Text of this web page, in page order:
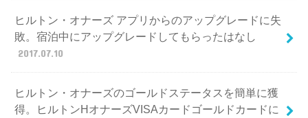
ヒルトン・オナーズ アプリからのアップグレードに失
敗。宿泊中にアップグレードしてもらったはなし
2017.07.10
ヒルトン・オナーズのゴールドステータスを簡単に獲
得。ヒルトンHオナーズVISAカードゴールドカードに